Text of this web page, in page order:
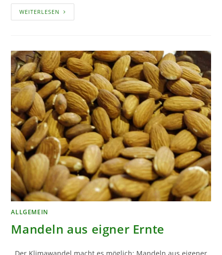
WEITERLESEN DIESES
GEMÜSE
OKTOBER
AUSSÄEN
ALLGEMEIN
Mandeln aus eigner Ernte